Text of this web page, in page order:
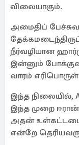
விலையாகும்.
அமைதிப்
நீர்வழியான
இன்னும்
வாரம்
இந்த நிலையில்,
இந்த முறை ஈரான்
அதன்
என்றே